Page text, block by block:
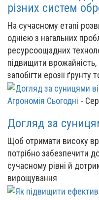
різних систем
На сучасному етапі
однією з нагальних
ресурсоощадних
підвищити
запобігти ерозії ґрунту
Агрономія Сьогодні -
Догляд за
Щоб отримати високу
потрібно забезпечити
сучасному рівні й
вирощування